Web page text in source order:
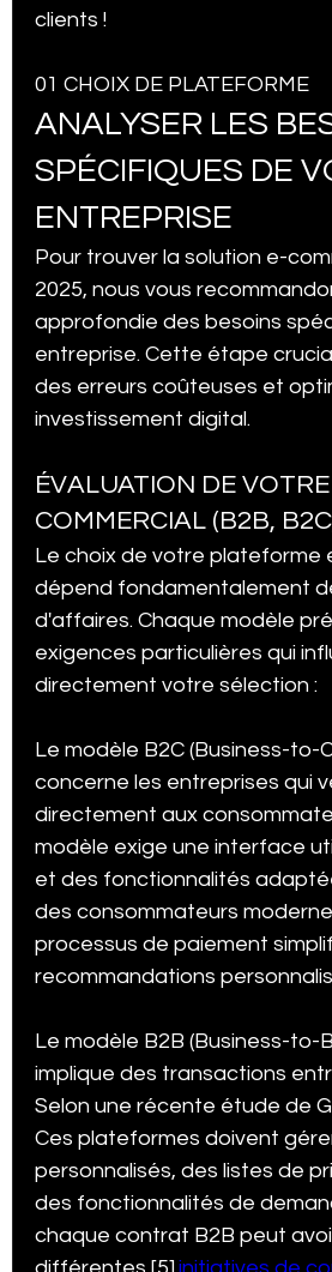
clients !
01 CHOIX DE PLATEFORME
ANALYSER LES
SPÉCIFIQUES DE
ENTREPRISE
Pour trouver la solution e-
2025, nous vous
approfondie des besoins
entreprise. Cette étape
des erreurs coûteuses et
investissement digital.
ÉVALUATION DE
COMMERCIAL (B2B,
Le choix de votre plateforme
dépend fondamentalement
d'affaires. Chaque modèle
exigences particulières qui
directement votre sélection :
Le modèle B2C (Business-to-
concerne les entreprises qui
directement aux
modèle exige une interface
et des fonctionnalités
des consommateurs
processus de paiement
recommandations
Le modèle B2B (Business-to-
implique des transactions
Selon une récente étude de
Ces plateformes doivent
personnalisés, des listes de
des fonctionnalités de
chaque contrat B2B peut